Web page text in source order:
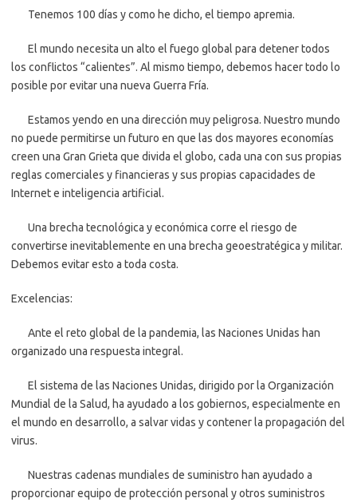
Tenemos 100 días y como he dicho, el tiempo apremia.
El mundo necesita un alto el fuego global para detener todos
los conflictos “calientes”. Al mismo tiempo, debemos hacer todo lo
posible por evitar una nueva Guerra Fría.
Estamos yendo en una dirección muy peligrosa. Nuestro mundo
no puede permitirse un futuro en que las dos mayores economías
creen una Gran Grieta que divida el globo, cada una con sus propias
reglas comerciales y financieras y sus propias capacidades de
Internet e inteligencia artificial.
Una brecha tecnológica y económica corre el riesgo de
convertirse inevitablemente en una brecha geoestratégica y militar.
Debemos evitar esto a toda costa.
Excelencias:
Ante el reto global de la pandemia, las Naciones Unidas han
organizado una respuesta integral.
El sistema de las Naciones Unidas, dirigido por la Organización
Mundial de la Salud, ha ayudado a los gobiernos, especialmente en
el mundo en desarrollo, a salvar vidas y contener la propagación del
virus.
Nuestras cadenas mundiales de suministro han ayudado a
proporcionar equipo de protección personal y otros suministros